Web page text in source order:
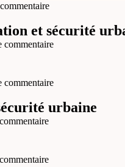
et sécurité
commentaire
commentaire
urbaine